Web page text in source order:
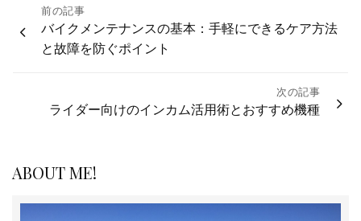
稿
ン
前の記事
バイクメンテナンスの基本：手軽にできるケア方法
と故障を防ぐポイント
次の記事
ライダー向けのインカム活用術とおすすめ機種
ABOUT ME!